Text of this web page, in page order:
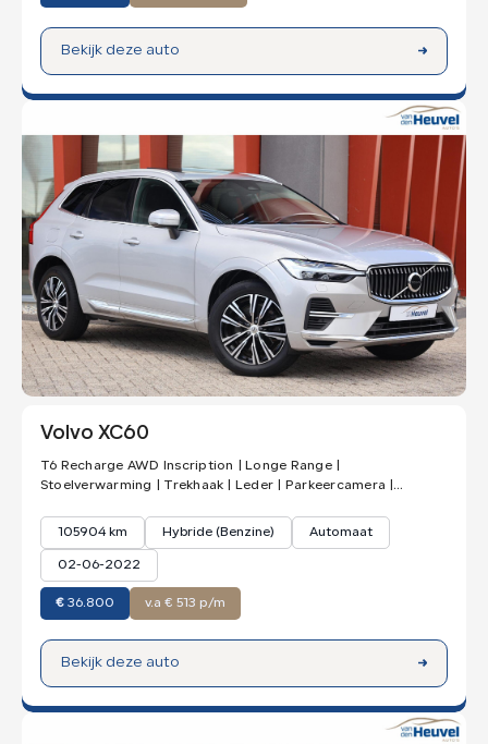
Bekijk deze auto
Volvo XC60
T6 Recharge AWD Inscription | Longe Range |
Stoelverwarming | Trekhaak | Leder | Parkeercamera |
105904 km Hybride (Benzine) Automaat
02-06-2022
€ 36.800 v.a € 513 p/m
Bekijk deze auto